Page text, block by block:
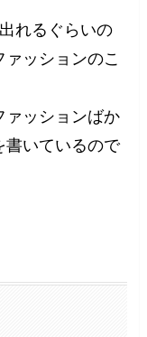
れるぐらいの
ッションのこ
ァッションばか
書いているので